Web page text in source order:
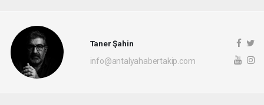
Taner Şahin
info@antalyahabertakip.com